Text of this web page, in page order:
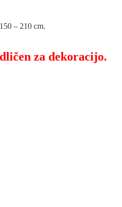
– 210 cm.
za dekoracijo.